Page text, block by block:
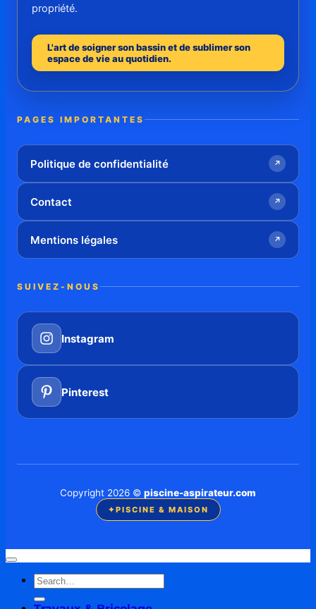
propriété.
L'art de soigner son bassin et de sublimer son
espace de vie au quotidien.
PAGES IMPORTANTES
Politique de confidentialité ↗
Contact ↗
Mentions légales ↗
SUIVEZ-NOUS
Instagram
Pinterest
Copyright 2026 © piscine-aspirateur.com
✦PISCINE & MAISON